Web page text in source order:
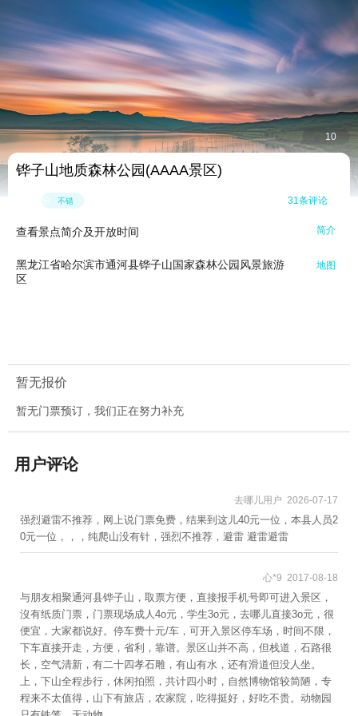
10
铧子山地质森林公园(AAAA景区)
不错 31条评论
查看景点简介及开放时间 简介
黑龙江省哈尔滨市通河县铧子山国家森林公园风景旅游
区
地图
暂无报价
暂无门票预订，我们正在努力补充
用户评论
去哪儿用户 2026-07-17
强烈避雷不推荐，网上说门票免费，结果到这儿40元一位，本县人员2
0元一位，，，纯爬山没有针，强烈不推荐，避雷 避雷避雷
心*9 2017-08-18
与朋友相聚通河县铧子山，取票方便，直接报手机号即可进入景区，
沒有纸质门票，门票现场成人4o元，学生3o元，去哪儿直接3o元，很
便宜，大家都说好。停车费十元/车，可开入景区停车场，时间不限，
下车直接开走，方便，省利，靠谱。景区山并不高，但栈道，石路很
长，空气清新，有二十四孝石雕，有山有水，还有滑道但没人坐。
上，下山全程步行，休闲拍照，共计四小时，自然博物馆较简陋，专
程来不太值得，山下有旅店，农家院，吃得挺好，好吃不贵。动物园